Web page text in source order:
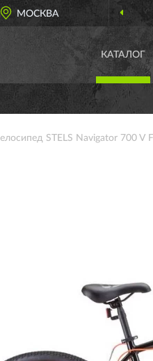
МОСКВА
КАТАЛОГ
STELS Navigator 700